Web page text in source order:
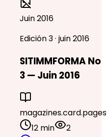
Juin 2016
Edición 3 · juin 2016
SITIMMFORMA No
3 — Juin 2016
magazines.card.pages
12 min
2